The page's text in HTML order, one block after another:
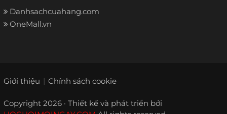
Danhsachcuahang.com
OneMall.vn
Giới thiệu Chính sách cookie
Copyright 2026 · Thiết kế và phát triển bởi